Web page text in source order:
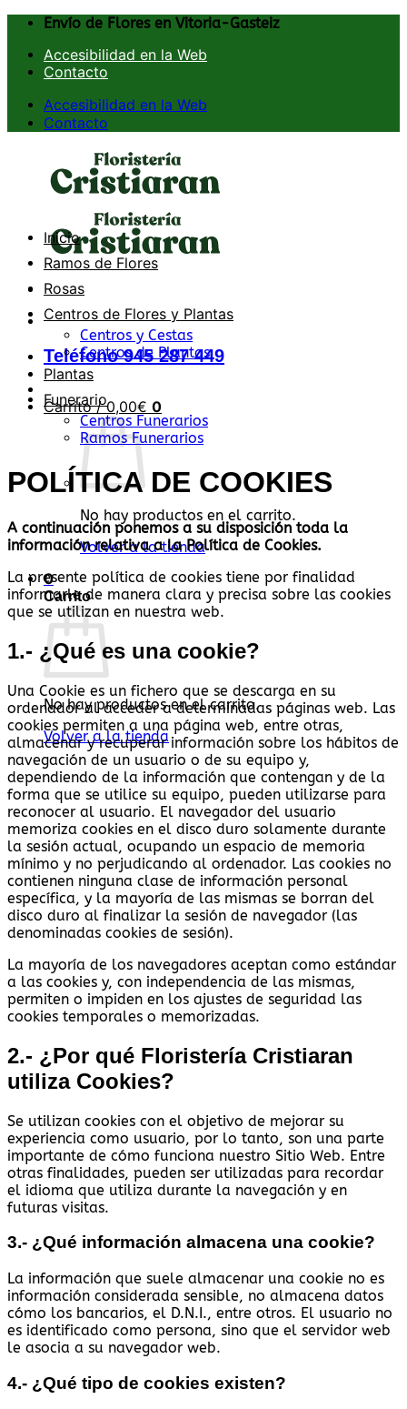
Saltar
contenido
Envío de Flores en Vitoria-Gasteiz
Accesibilidad en la Web
Contacto
Accesibilidad en la Web
Contacto
Teléfono 945 287 449
Carrito /0,00€ 0
No hay productos en el carrito.
Volver a la tienda
0
Carrito
No hay productos en el carrito.
Volver a la tienda
Inicio
Ramos de Flores
Rosas
Centros de Flores y Plantas
Centros y Cestas
Centros de Plantas
Plantas
Funerario
Centros Funerarios
Ramos Funerarios
POLÍTICA DE COOKIES
A continuación ponemos a su disposición toda la
información relativa a la Política de Cookies.
La presente política de cookies tiene por finalidad
informarle de manera clara y precisa sobre las cookies
que se utilizan en nuestra web.
1.- ¿Qué es una cookie?
Una Cookie es un fichero que se descarga en su
ordenador al acceder a determinadas páginas web. Las
cookies permiten a una página web, entre otras,
almacenar y recuperar información sobre los hábitos de
navegación de un usuario o de su equipo y,
dependiendo de la información que contengan y de la
forma que se utilice su equipo, pueden utilizarse para
reconocer al usuario. El navegador del usuario
memoriza cookies en el disco duro solamente durante
la sesión actual, ocupando un espacio de memoria
mínimo y no perjudicando al ordenador. Las cookies no
contienen ninguna clase de información personal
específica, y la mayoría de las mismas se borran del
disco duro al finalizar la sesión de navegador (las
denominadas cookies de sesión).
La mayoría de los navegadores aceptan como estándar
a las cookies y, con independencia de las mismas,
permiten o impiden en los ajustes de seguridad las
cookies temporales o memorizadas.
2.- ¿Por qué Floristería Cristiaran
utiliza Cookies?
Se utilizan cookies con el objetivo de mejorar su
experiencia como usuario, por lo tanto, son una parte
importante de cómo funciona nuestro Sitio Web. Entre
otras finalidades, pueden ser utilizadas para recordar
el idioma que utiliza durante la navegación y en
futuras visitas.
3.- ¿Qué información almacena una cookie?
La información que suele almacenar una cookie no es
información considerada sensible, no almacena datos
cómo los bancarios, el D.N.I., entre otros. El usuario no
es identificado como persona, sino que el servidor web
le asocia a su navegador web.
4.- ¿Qué tipo de cookies existen?